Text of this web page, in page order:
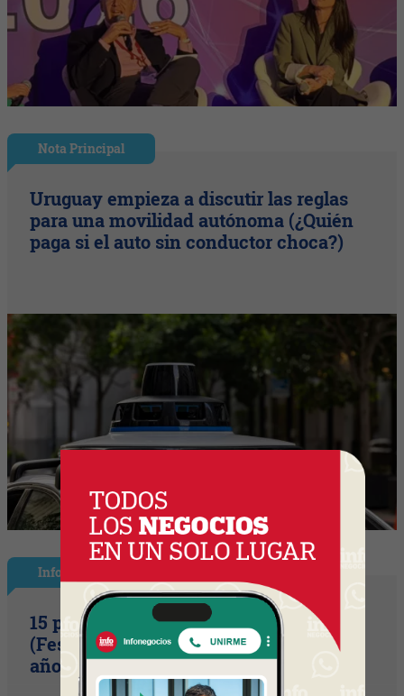
Nota Principal
Uruguay empieza a discutir las reglas
para una movilidad autónoma (¿Quién
paga si el auto sin conductor choca?)
InfoShow
15 primaveras tienes que cumplir
(Festival Música de la Tierra celebra 15
años)